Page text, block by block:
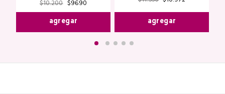
$10.200 $9690
agregar agregar